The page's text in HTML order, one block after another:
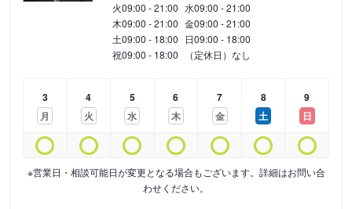
火09:00 - 21:00 水09:00 - 21:00
木09:00 - 21:00 金09:00 - 21:00
土09:00 - 18:00 日09:00 - 18:00
祝09:00 - 18:00 （定休日）なし
3
月
4
火
5
水
6
木
7
金
8
土
9
日
※営業日・相談可能日が変更となる場合もございます。詳細はお問い合
わせください。